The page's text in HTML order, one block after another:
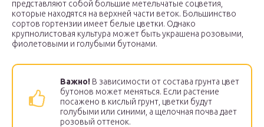
представляют собой большие метельчатые соцветия,
которые находятся на верхней части веток. Большинство
сортов гортензии имеет белые цветки. Однако
крупнолистовая культура может быть украшена розовыми,
фиолетовыми и голубыми бутонами.
Важно! В зависимости от состава грунта цвет
бутонов может меняться. Если растение
посажено в кислый грунт, цветки будут
голубыми или синими, а щелочная почва дает
розовый оттенок.